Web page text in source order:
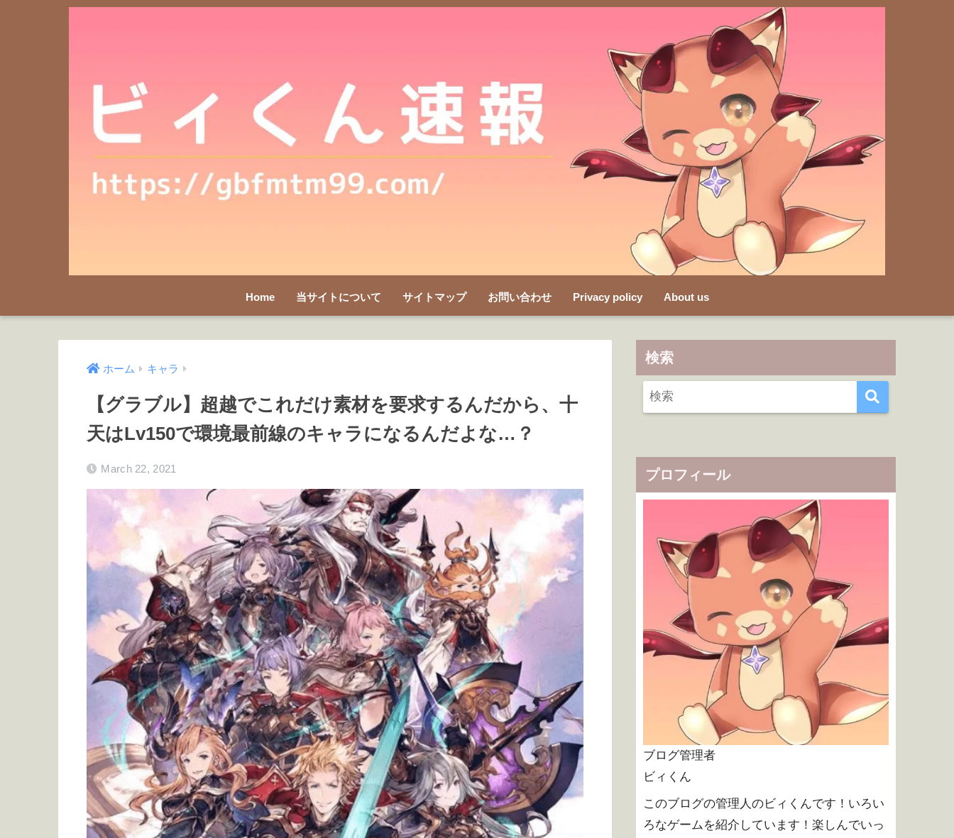
Home 当サイトについて サイトマップ お問い合わせ Privacy policy About us
ホーム キャラ
【グラブル】超越でこれだけ素材を要求するんだから、十
天はLv150で環境最前線のキャラになるんだよな…？
March 22, 2021
検索
プロフィール
ブログ管理者
ビィくん
このブログの管理人のビィくんです！いろい
ろなゲームを紹介しています！楽しんでいっ